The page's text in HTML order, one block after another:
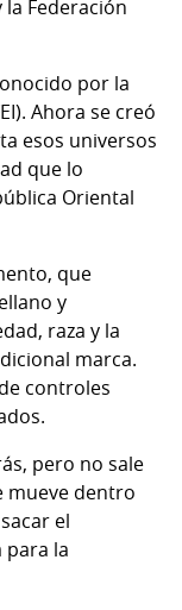
Federación
por la
Ahora se creó
esos universos
que lo
Oriental
que
y
raza y la
marca.
controles
pero no sale
mueve dentro
el
para la